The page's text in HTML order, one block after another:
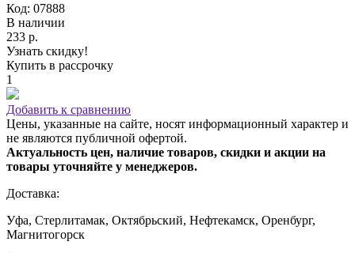
Код: 07888
В наличии
233 р.
Узнать скидку!
Купить в рассрочку
1
Добавить к сравнению
Цены, указанные на сайте, носят информационный характер и
не являются публичной офертой.
Актуальность цен, наличие товаров, скидки и акции на
товары уточняйте у менеджеров.
Доставка:
Уфа, Стерлитамак, Октябрьский, Нефтекамск, Оренбург,
Магнитогорск